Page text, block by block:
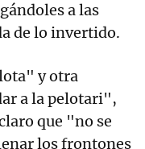
a las
de lo invertido.
y otra
a la pelotari",
que "no se
los frontones